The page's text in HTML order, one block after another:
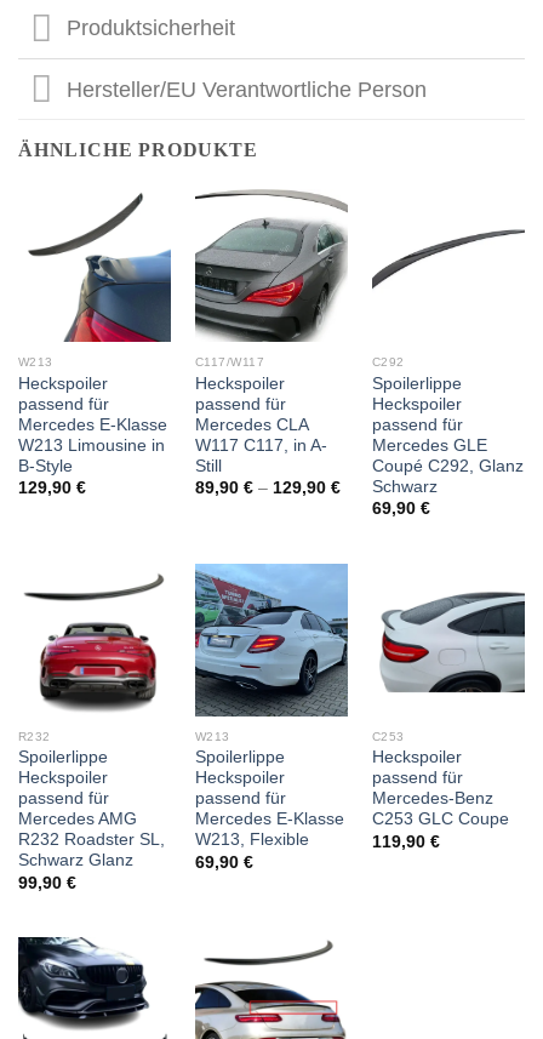
Produktsicherheit
Hersteller/EU Verantwortliche Person
ÄHNLICHE PRODUKTE
W213
Heckspoiler
passend für
Mercedes E-Klasse
W213 Limousine in
B-Style
129,90 €
C117/W117
Heckspoiler
passend für
Mercedes CLA
W117 C117, in A-
Still
89,90 €– 129,90 €
C292
Spoilerlippe
Heckspoiler
passend für
Mercedes GLE
Coupé C292, Glanz
Schwarz
69,90 €
R232
Spoilerlippe
Heckspoiler
passend für
Mercedes AMG
R232 Roadster SL,
Schwarz Glanz
99,90 €
W213
Spoilerlippe
Heckspoiler
passend für
Mercedes E-Klasse
W213, Flexible
69,90 €
C253
Heckspoiler
passend für
Mercedes-Benz
C253 GLC Coupe
119,90 €